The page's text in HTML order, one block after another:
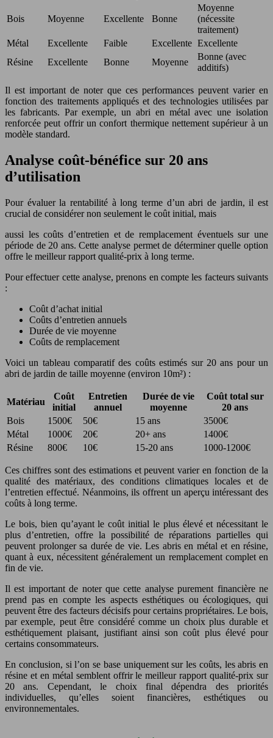
Bois Moyenne Excellente Bonne
Moyenne
(nécessite
traitement)
Métal
Excellente Faible Excellente Excellente
Résine
Excellente Bonne Moyenne
Bonne (avec
additifs)
Il est important de noter que ces performances peuvent varier en
fonction des traitements appliqués et des technologies utilisées par
les fabricants. Par exemple, un abri en métal avec une isolation
renforcée peut offrir un confort thermique nettement supérieur à un
modèle standard.
Analyse coût-bénéfice sur 20 ans
d’utilisation
Pour évaluer la rentabilité à long terme d’un abri de jardin, il est
crucial de considérer non seulement le coût initial, mais
aussi les coûts d’entretien et de remplacement éventuels sur une
période de 20 ans. Cette analyse permet de déterminer quelle option
offre le meilleur rapport qualité-prix à long terme.
Pour effectuer cette analyse, prenons en compte les facteurs suivants
:
Coût d’achat initial
Coûts d’entretien annuels
Durée de vie moyenne
Coûts de remplacement
Voici un tableau comparatif des coûts estimés sur 20 ans pour un
abri de jardin de taille moyenne (environ 10m²) :
Matériau
Coût
initial
Entretien
annuel
Durée de vie
moyenne
Coût total sur
20 ans
Bois
1500€ 50€ 15 ans
3500€
Métal
1000€ 20€ 20+ ans
1400€
Résine
800€ 10€ 15-20 ans 1000-1200€
Ces chiffres sont des estimations et peuvent varier en fonction de la
qualité des matériaux, des conditions climatiques locales et de
l’entretien effectué. Néanmoins, ils offrent un aperçu intéressant des
coûts à long terme.
Le bois, bien qu’ayant le coût initial le plus élevé et nécessitant le
plus d’entretien, offre la possibilité de réparations partielles qui
peuvent prolonger sa durée de vie. Les abris en métal et en résine,
quant à eux, nécessitent généralement un remplacement complet en
fin de vie.
Il est important de noter que cette analyse purement financière ne
prend pas en compte les aspects esthétiques ou écologiques, qui
peuvent être des facteurs décisifs pour certains propriétaires. Le bois,
par exemple, peut être considéré comme un choix plus durable et
esthétiquement plaisant, justifiant ainsi son coût plus élevé pour
certains consommateurs.
En conclusion, si l’on se base uniquement sur les coûts, les abris en
résine et en métal semblent offrir le meilleur rapport qualité-prix sur
20 ans. Cependant, le choix final dépendra des priorités
individuelles, qu’elles soient financières, esthétiques ou
environnementales.